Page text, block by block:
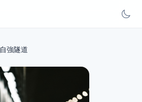
自強隧道